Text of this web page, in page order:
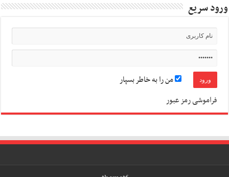
ورود سریع
من را به خاطر بسپار
فراموشی رمز عبور